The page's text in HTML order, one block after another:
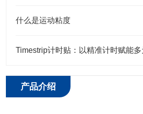
什么是运动粘度
Timestrip计时贴：以精准计时赋能
产品介绍